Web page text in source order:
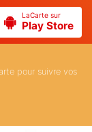
LaCarte sur
Play Store
pour suivre vos